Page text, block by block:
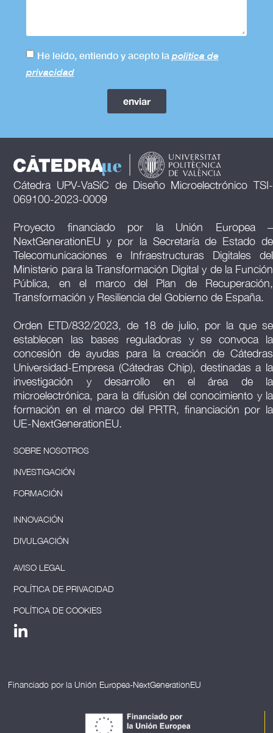
He leído, entiendo y acepto la política de
privacidad
enviar
Cátedra UPV-VaSiC de Diseño Microelectrónico TSI-
069100-2023-0009
Proyecto financiado por la Unión Europea –
NextGenerationEU y por la Secretaría de Estado de
Telecomunicaciones e Infraestructuras Digitales del
Ministerio para la Transformación Digital y de la Función
Pública, en el marco del Plan de Recuperación,
Transformación y Resiliencia del Gobierno de España.
Orden ETD/832/2023, de 18 de julio, por la que se
establecen las bases reguladoras y se convoca la
concesión de ayudas para la creación de Cátedras
Universidad-Empresa (Cátedras Chip), destinadas a la
investigación y desarrollo en el área de la
microelectrónica, para la difusión del conocimiento y la
formación en el marco del PRTR, financiación por la
UE-NextGenerationEU.
SOBRE NOSOTROS
INVESTIGACIÓN
FORMACIÓN
INNOVACIÓN
DIVULGACIÓN
AVISO LEGAL
POLÍTICA DE PRIVACIDAD
POLÍTICA DE COOKIES
Financiado por la Unión Europea-NextGenerationEU